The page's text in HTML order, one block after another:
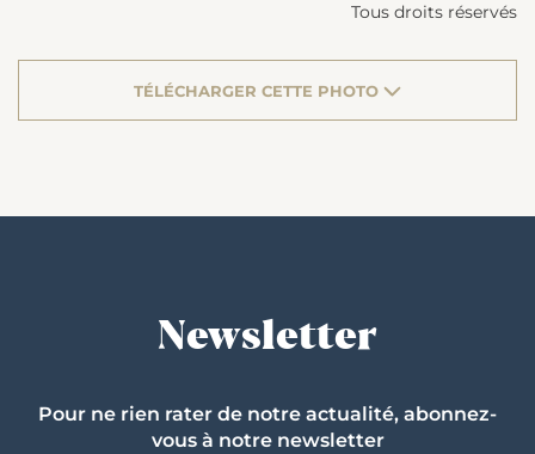
Tous droits réservés
TÉLÉCHARGER CETTE PHOTO
Newsletter
Pour ne rien rater de notre actualité, abonnez-
vous à notre newsletter